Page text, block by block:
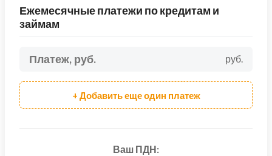
Ежемесячные платежи по кредитам и
займам
руб.
+ Добавить еще один платеж
Ваш ПДН: